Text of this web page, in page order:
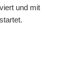
und mit